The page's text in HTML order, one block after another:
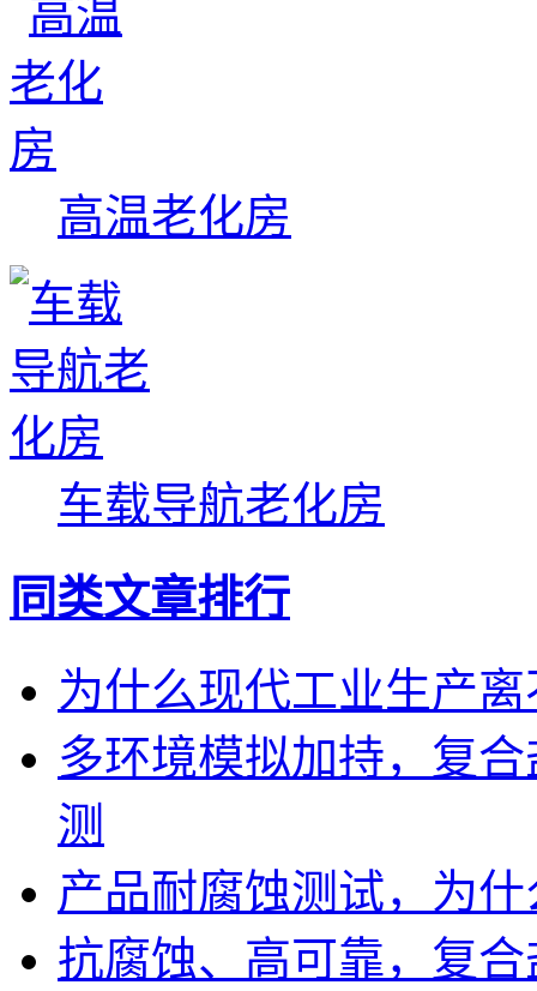
高温老化房
车载导航老化房
同类文章排行
为什么现代工业生产
多环境模拟加持，复
测
产品耐腐蚀测试，为
抗腐蚀、高可靠，复